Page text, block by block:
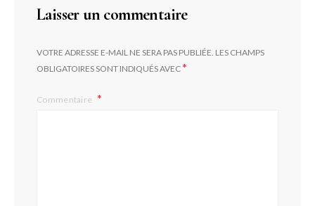
Laisser un commentaire
VOTRE ADRESSE E-MAIL NE SERA PAS PUBLIÉE. LES CHAMPS
OBLIGATOIRES SONT INDIQUÉS AVEC*
Commentaire